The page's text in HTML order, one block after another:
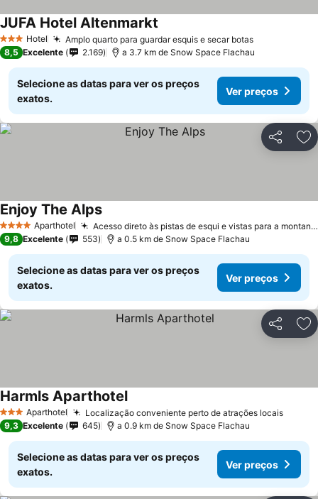
3 EstrelasHotel Amplo quarto para guardar esquis e secar botas
JUFA Hotel Altenmarkt
8,5 Excelente 2.169 a 3.7 km de Snow Space Flachau
Selecione as datas para ver os preços
exatos.
Ver preços
Partilhar
4 EstrelasAparthotel Acesso direto às pistas de esqui e vistas para a montanha
Enjoy The Alps
9,8 Excelente 553 a 0.5 km de Snow Space Flachau
Selecione as datas para ver os preços
exatos.
Ver preços
Partilhar
3 EstrelasAparthotel Localização conveniente perto de atrações locais
Harmls Aparthotel
9,3 Excelente 645 a 0.9 km de Snow Space Flachau
Selecione as datas para ver os preços
exatos.
Ver preços